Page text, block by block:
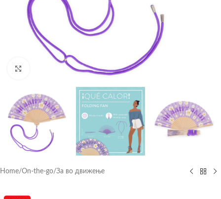
Click to enlarge
Home/On-the-go/За во движење